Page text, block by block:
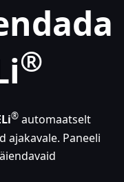
®
® automaatselt
ajakavale. Paneeli